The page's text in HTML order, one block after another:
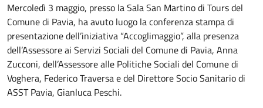
Mercoledì 3 maggio, presso la Sala San Martino di Tours del
Comune di Pavia, ha avuto luogo la conferenza stampa di
presentazione dell’iniziativa “Accoglimaggio”, alla presenza
dell’Assessore ai Servizi Sociali del Comune di Pavia, Anna
Zucconi, dell’Assessore alle Politiche Sociali del Comune di
Voghera, Federico Traversa e del Direttore Socio Sanitario di
ASST Pavia, Gianluca Peschi.